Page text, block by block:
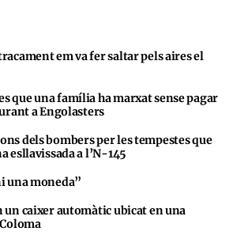
em va fer saltar pels aires el
que una família ha marxat sense pagar
a Engolasters
dels bombers per les tempestes que
esllavissada a l’N-145
una moneda”
caixer automàtic ubicat en una